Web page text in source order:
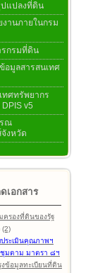
แปลงที่ดิน
งานภายในกรม
กรมที่ดิน
อมูลสารสนเทศ
ทศทรัพยากร
v5
ณ
งหวัด
เอกสาร
ครองที่ดินของรัฐ
(2)
ระเมินคุณภาพฯ
มตาม มาตรา ๘ฯ
งข้อมูลทะเบียนที่ดิน